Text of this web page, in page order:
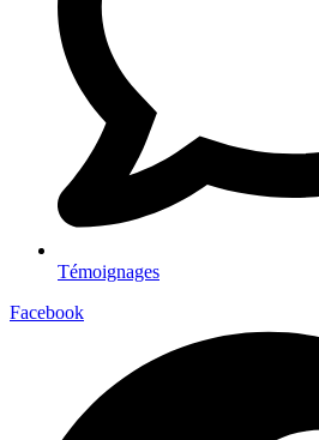
Témoignages
Facebook